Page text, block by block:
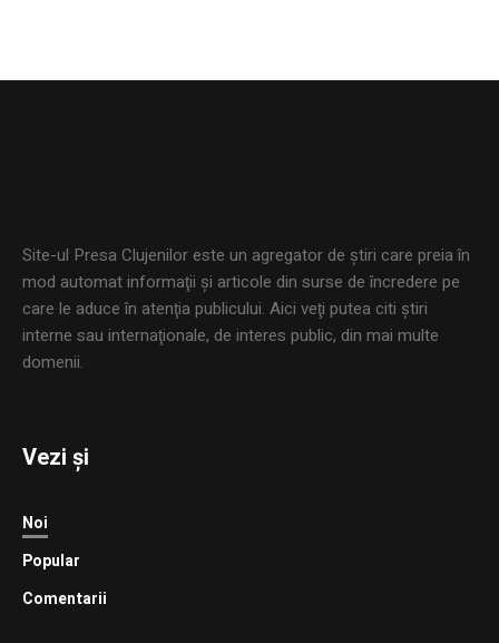
Site-ul Presa Clujenilor este un agregator de ştiri care preia în
mod automat informaţii şi articole din surse de încredere pe
care le aduce în atenţia publicului. Aici veţi putea citi ştiri
interne sau internaţionale, de interes public, din mai multe
domenii.
Vezi și
Noi
Popular
Comentarii